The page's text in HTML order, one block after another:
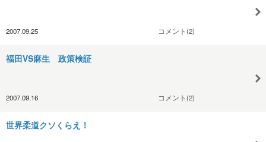
2007.09.25 コメント(2)
福田VS麻生 政策検証
2007.09.16 コメント(2)
世界柔道クソくらえ！